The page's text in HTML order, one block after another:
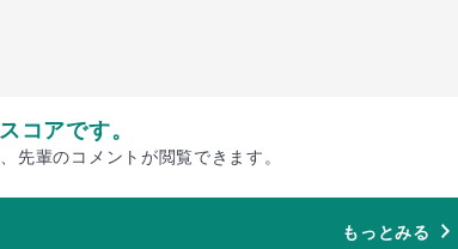
コアです。
先輩のコメントが閲覧できます。
もっとみる